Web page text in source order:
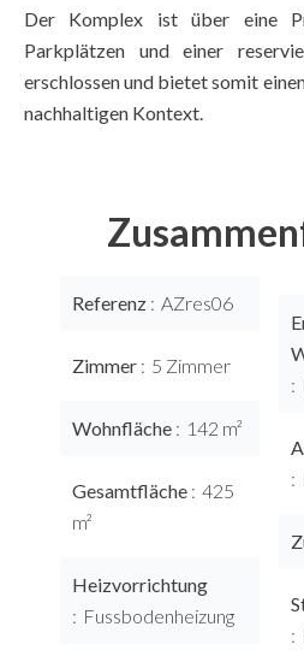
Der Komplex ist über eine
Parkplätzen und einer
erschlossen und bietet somit
nachhaltigen Kontext.
Referenz AZres06
Zimmer 5 Zimmer
Wohnfläche 142 m²
Gesamtfläche
425
m²
Heizvorrichtung
Fussbodenheizung